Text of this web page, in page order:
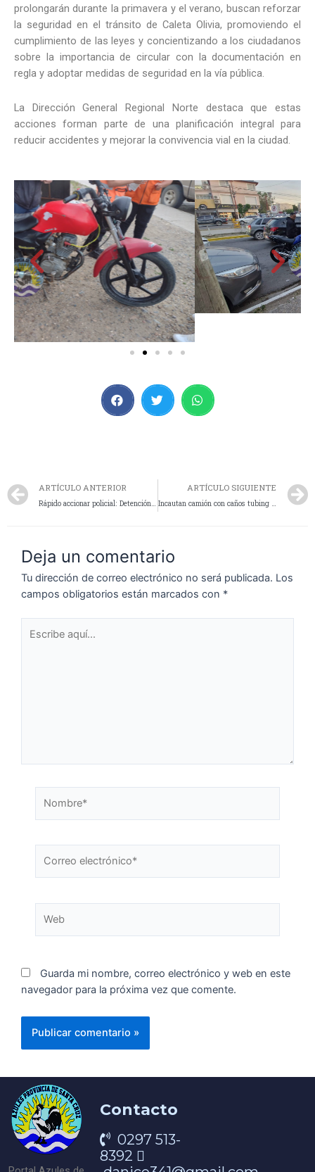
prolongarán durante la primavera y el verano, buscan reforzar
la seguridad en el tránsito de Caleta Olivia, promoviendo el
cumplimiento de las leyes y concientizando a los ciudadanos
sobre la importancia de circular con la documentación en
regla y adoptar medidas de seguridad en la vía pública.
La Dirección General Regional Norte destaca que estas
acciones forman parte de una planificación integral para
reducir accidentes y mejorar la convivencia vial en la ciudad.
ARTÍCULO ANTERIOR ARTÍCULO SIGUIENTE
Deja un comentario
Tu dirección de correo electrónico no será publicada. Los
campos obligatorios están marcados con *
Guarda mi nombre, correo electrónico y web en este
navegador para la próxima vez que comente.
Contacto
0297 513-
8392